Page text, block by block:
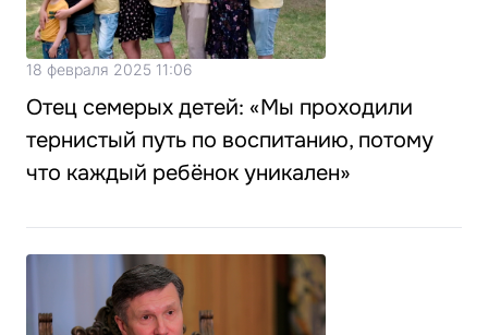
18 февраля 2025 11:06
Отец семерых детей: «Мы проходили
тернистый путь по воспитанию, потому
что каждый ребёнок уникален»